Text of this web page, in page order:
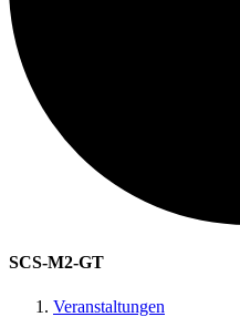
SCS-M2-GT
Veranstaltungen